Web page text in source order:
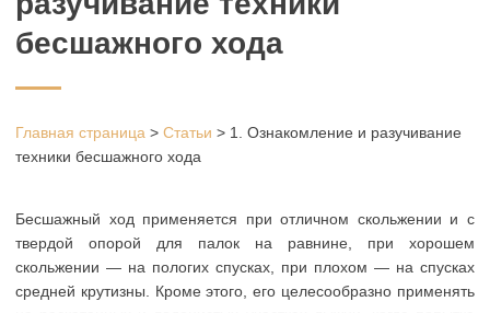
бесшажного хода
Главная страница > Статьи > 1. Ознакомление и разучивание
техники бесшажного хода
Бесшажный ход применяется при отличном скольжении и с
твердой опорой для палок на равнине, при хорошем
скольжении — на пологих спусках, при плохом — на спусках
средней крутизны. Кроме этого, его целесообразно применять